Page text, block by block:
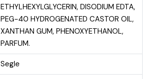
ETHYLHEXYLGLYCERIN, DISODIUM EDTA,
PEG-40 HYDROGENATED CASTOR OIL,
XANTHAN GUM, PHENOXYETHANOL,
PARFUM.
Segle